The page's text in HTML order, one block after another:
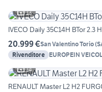
13
IVECO Daily 35C14H BTor 2.3
20.999 €San Valentino Torio(
Rivenditore EUROPEIN
14
RENAULT Master L2 H2